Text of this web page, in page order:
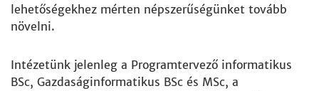
lehetőségekhez mérten népszerűségünket tovább
növelni.
Intézetünk jelenleg a Programtervező informatikus
BSc, Gazdaságinformatikus BSc és MSc, a